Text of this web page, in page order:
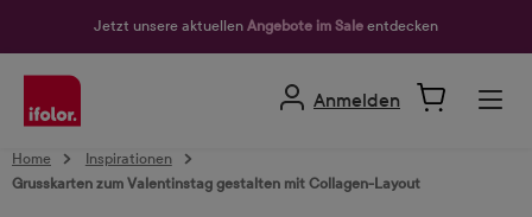
Jetzt unsere aktuellen Angebote im Sale entdecken
Anmelden
Home
Inspirationen
Grusskarten zum Valentinstag gestalten mit Collagen-Layout